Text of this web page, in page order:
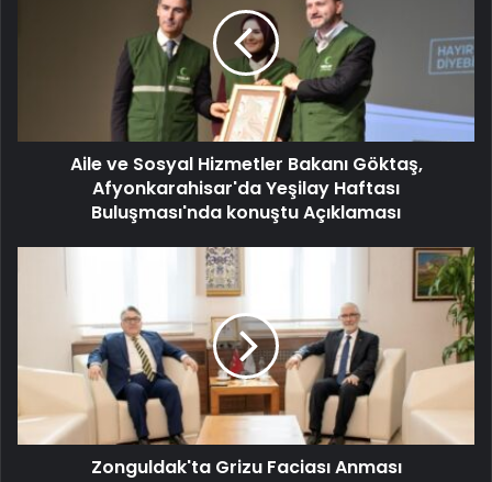
Aile ve Sosyal Hizmetler Bakanı Göktaş,
Afyonkarahisar'da Yeşilay Haftası
Buluşması'nda konuştu Açıklaması
Zonguldak'ta Grizu Faciası Anması